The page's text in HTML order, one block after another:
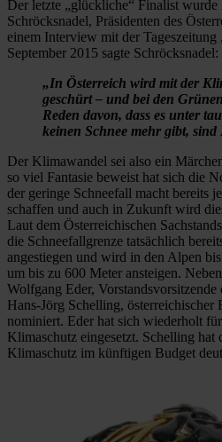
Der letzte „glückliche“ Finalist
Schröcksnadel, Präsidenten des
einem Interview mit der Tageszeitung
September 2015 sagte Schröcksnadel:
„In Österreich wird mit der
geschürt – und bei den
Reden davon, dass es unter
keinen Schnee mehr gibt,
Der Klimawandel sei also ein
so viel Fantasie beweist hat sich die
der geringe Schneefall macht bereits
schaffen und auch in Zukunft wird
Laut dem Österreichischen
die Schneefallgrenze tatsächlich
angestiegen und wird in den Alpen
um bis zu 600 Meter ansteigen.
Wolfgang Eder,
Hans-Jörg Schelling, österreichischer
nominiert. Eder hat sich wiederholt
Klimaschutz eingesetzt. Schelling hat
Klimaschutz im künftigen Budget